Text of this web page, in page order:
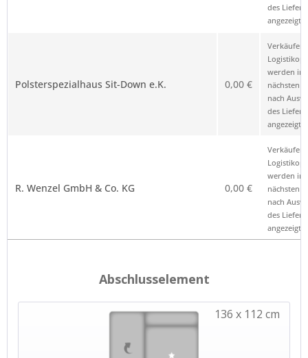
des
angezeigt.
Polsterspezialhaus Sit-Down e.K. 0,00 €
Verkäufer
werden im
nächsten
nach
des
angezeigt.
R. Wenzel GmbH & Co. KG 0,00 €
Verkäufer
werden im
nächsten
nach
des
angezeigt.